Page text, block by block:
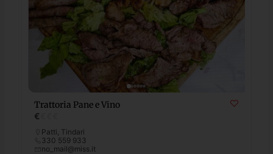
Trattoria Pane e Vino
€
Patti Tindari
330 559 933
no_mail@miss.it